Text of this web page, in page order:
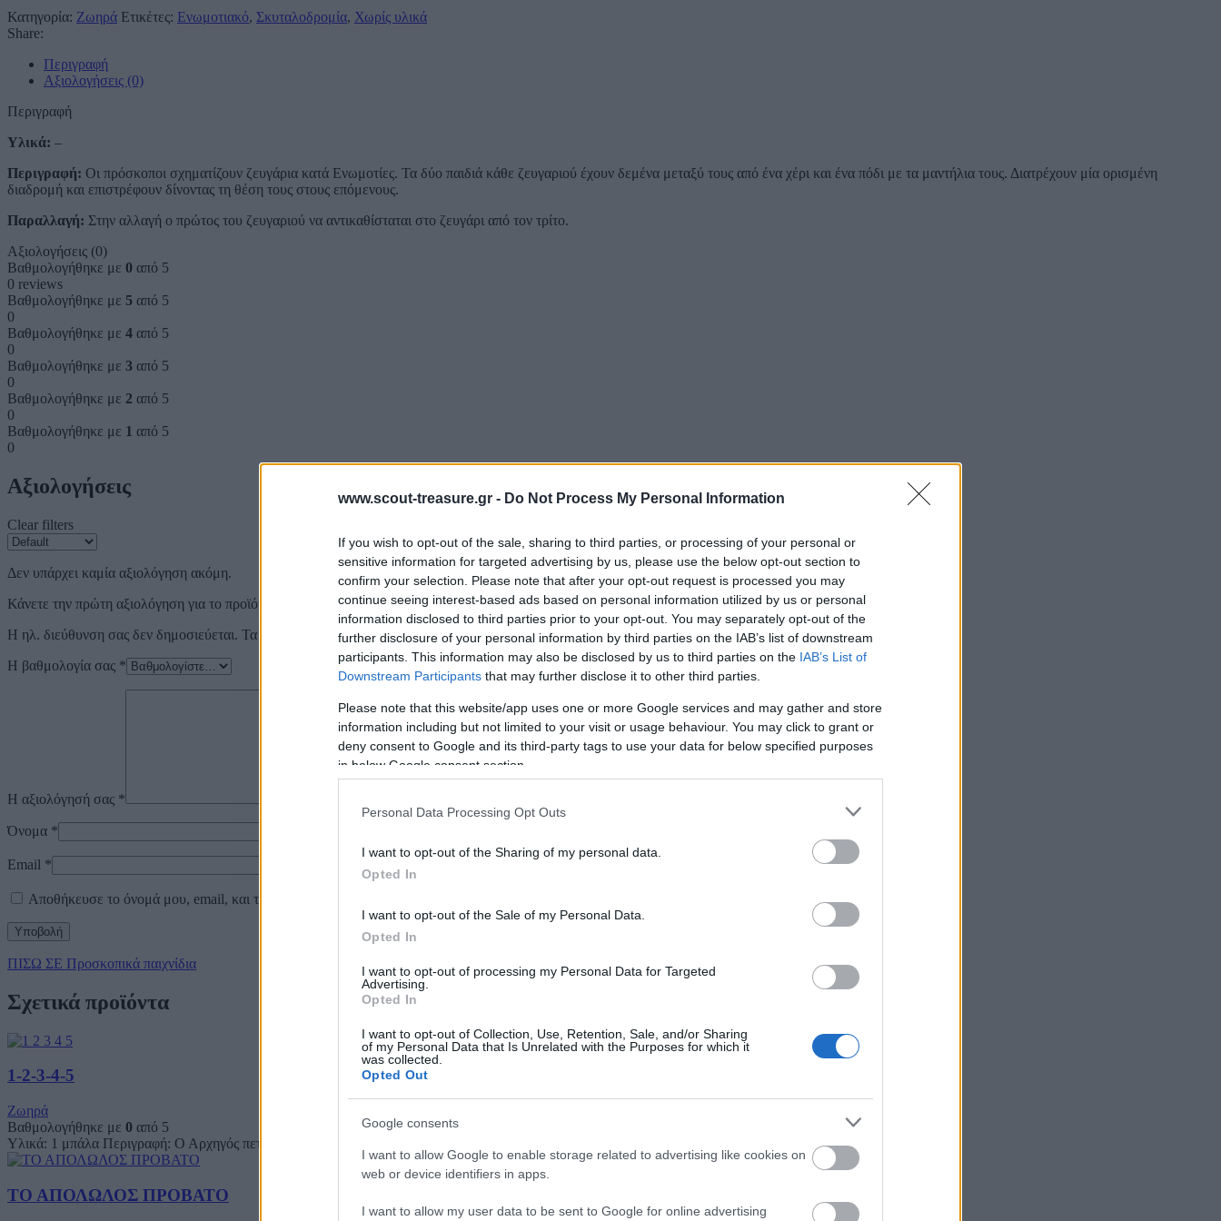
www.scout-treasure.gr - Do Not Process My Personal Information
If you wish to opt-out of the sale, sharing to third parties, or processing of your personal or
sensitive information for targeted advertising by us, please use the below opt-out section to
confirm your selection. Please note that after your opt-out request is processed you may
continue seeing interest-based ads based on personal information utilized by us or personal
information disclosed to third parties prior to your opt-out. You may separately opt-out of the
further disclosure of your personal information by third parties on the IAB’s list of downstream
participants. This information may also be disclosed by us to third parties on the IAB’s List of
Downstream Participants that may further disclose it to other third parties.
Please note that this website/app uses one or more Google services and may gather and store
information including but not limited to your visit or usage behaviour. You may click to grant or
deny consent to Google and its third-party tags to use your data for below specified purposes
in below Google consent section.
Personal Data Processing Opt Outs
I want to opt-out of the Sharing of my personal data.
Opted In
I want to opt-out of the Sale of my Personal Data.
Opted In
I want to opt-out of processing my Personal Data for Targeted
Advertising.
Opted In
I want to opt-out of Collection, Use, Retention, Sale, and/or Sharing
of my Personal Data that Is Unrelated with the Purposes for which it
was collected.
Opted Out
Google consents
I want to allow Google to enable storage related to advertising like cookies on
web or device identifiers in apps.
I want to allow my user data to be sent to Google for online advertising
Κατηγορία: Ζωηρά Ετικέτες: Ενωμοτιακό, Σκυταλοδρομία, Χωρίς υλικά
Share:
Περιγραφή
Αξιολογήσεις (0)
Περιγραφή
Υλικά: –
Περιγραφή: Οι πρόσκοποι σχηματίζουν ζευγάρια κατά Ενωμοτίες. Τα δύο παιδιά κάθε ζευγαριού έχουν δεμένα μεταξύ τους από ένα χέρι και ένα πόδι με τα μαντήλια τους. Διατρέχουν μία ορισμένη
διαδρομή και επιστρέφουν δίνοντας τη θέση τους στους επόμενους.
Παραλλαγή: Στην αλλαγή ο πρώτος του ζευγαριού να αντικαθίσταται στο ζευγάρι από τον τρίτο.
Αξιολογήσεις (0)
Βαθμολογήθηκε με 0 από 5
0 reviews
Βαθμολογήθηκε με 5 από 5
0
Βαθμολογήθηκε με 4 από 5
0
Βαθμολογήθηκε με 3 από 5
0
Βαθμολογήθηκε με 2 από 5
0
Βαθμολογήθηκε με 1 από 5
0
Αξιολογήσεις
Clear filters
Δεν υπάρχει καμία αξιολόγηση ακόμη.
Κάνετε την πρώτη αξιολόγηση για το προϊόν: “ΧΙΩΤΙΚΗ ΣΚΥΤΑΛΟΔΡΟΜΙΑ”
Η ηλ. διεύθυνση σας δεν δημοσιεύεται. Τα υποχρεωτικά πεδία σημειώνονται με*
Η βαθμολογία σας *
Η αξιολόγησή σας *
Όνομα *
Email *
Αποθήκευσε το όνομά μου, email, και τον ιστότοπο μου σε αυτόν τον πλοηγό για την επόμενη φορά που θα σχολιάσω.
ΠΙΣΩ ΣΕ Προσκοπικά παιχνίδια
Σχετικά προϊόντα
1-2-3-4-5
Ζωηρά
Βαθμολογήθηκε με 0 από 5
Υλικά: 1 μπάλα Περιγραφή: Ο Αρχηγός πετάει μια μπάλα στον αέρα. Όποιος την πιάσει προσπαθεί να την κρατήσει για λογαριασμό της Ενωμοτίας
ΤΟ ΑΠΟΛΩΛΟΣ ΠΡΟΒΑΤΟ